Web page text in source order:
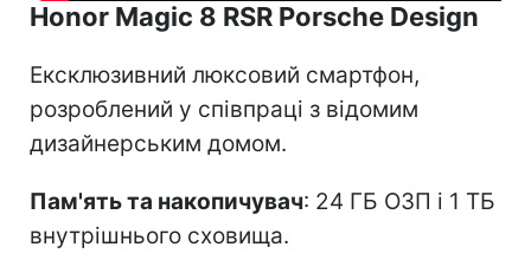
Honor Magic 8 RSR Porsche Design
Ексклюзивний люксовий смартфон,
розроблений у співпраці з відомим
дизайнерським домом.
Пам'ять та накопичувач: 24 ГБ ОЗП і 1 ТБ
внутрішнього сховища.